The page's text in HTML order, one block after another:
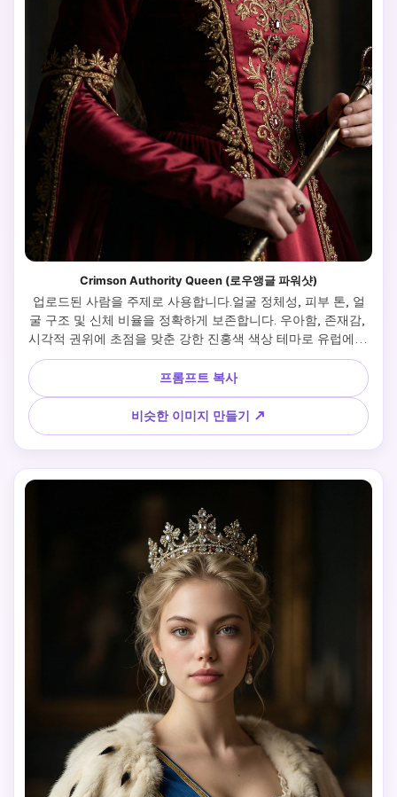
Crimson Authority Queen (로우앵글 파워샷)
업로드된 사람을 주제로 사용합니다.얼굴 정체성, 피부 톤, 얼
굴 구조 및 신체 비율을 정확하게 보존합니다. 우아함, 존재감,
시각적 권위에 초점을 맞춘 강한 진홍색 색상 테마로 유럽에서
영감을 받은 왕실 초상화를 만드세요. 카메라 및 각도(키 포커
스): 저각 촬영(약간 위향 원근법). 카메라가 피사체를 향해 존
재감과 신장을 높여줍니다. 피사체는 키가 크고 차분하며 프레
임에서 시각적으로 지배적입니다. 포즈 및 표정: 직립 자세, 어
깨는 편안하지만 단단합니다. 머리는 카메라를 향해 약간 숙이
거나 턱은 부드럽게 들어 올립니다. 차분하고 진지하며 자신감
넘치는 표정(공격적이지 않음). 의식 액세서리(장식용) 근처에
톤의 고급스러운 유럽 스타일 가운. 풍부한 질감: 벨벳, 새틴,
자수, 메탈릭 스레드. 대형 스테이트먼트 주얼리: 대형 보석 목
걸이, 대담한 귀걸이, 레이어드 보석. 세련된 장인 정신으로 장
식된 왕관 또는 보석이 장식된 헤드피스. 시각적 무게를 위한
선택적 모피 질감 의식 망토. 조명: 낮은 키 영화 조명. 얼굴 구
조를 조각하기 위에서 또는 측면에서 강한 키 빛. 깊은 그림자
가 대비와 드라마를 강화합니다. 주얼리와 크라운에 미묘한 하
이라이트가 빛을 선사합니다. 배경: 어두운 궁전에서 영감을 받
은 인테리어 또는 깊은 중립적인 배경. 최소한의 디테일, 고전
적인 분위기, 회화적인 깊이. 스타일: 매우 현실적인 영화 초상
화 사진. 높은 세부 사항 직물 및 보석 질감. 자연스러운 피부
질감, 프리미엄 편집 품질. 분위기: 강력하고, 위엄 있고, 우아
하고, 위압적이며, 의례적입니다. 부정적: 현대적인 의류, 캐주
얼 스타일링, 판타지 과장, 왜곡, 텍스트, 워터마크, 만화 스타
일 없음.
프롬프트 복사
비슷한 이미지 만들기 ↗